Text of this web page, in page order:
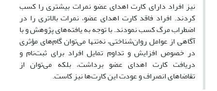
نیز افراد دارای کارت اهدای عضو نمرات بیشتری را کسب
کردند. افراد فاقد کارت اهدای عضو، نمرات بالاتری را در
اضطراب مرگ کسب نمودند. با توجه به یافته‌های پژوهش و با
آگاهی از عوامل روان‌شناختی، نه‌تنها می‌توان گام‌های مؤثری
در خصوص افزایش و تداوم تمایل افراد برای ثبت‌نام و
دریافت کارت اهدای عضو برداشت، بلکه می‌توان از
تقاضاهای انصراف و عودت این کارت‌ها نیز کاست.